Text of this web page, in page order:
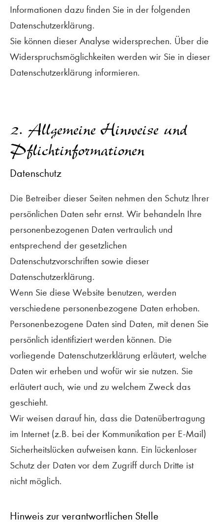
Informationen dazu finden Sie in der folgenden
Datenschutzerklärung.
Sie können dieser Analyse widersprechen. Über die
Widerspruchsmöglichkeiten werden wir Sie in dieser
Datenschutzerklärung informieren.
2. Allgemeine Hinweise und
Pflichtinformationen
Datenschutz
Die Betreiber dieser Seiten nehmen den Schutz Ihrer
persönlichen Daten sehr ernst. Wir behandeln Ihre
personenbezogenen Daten vertraulich und
entsprechend der gesetzlichen
Datenschutzvorschriften sowie dieser
Datenschutzerklärung.
Wenn Sie diese Website benutzen, werden
verschiedene personenbezogene Daten erhoben.
Personenbezogene Daten sind Daten, mit denen Sie
persönlich identifiziert werden können. Die
vorliegende Datenschutzerklärung erläutert, welche
Daten wir erheben und wofür wir sie nutzen. Sie
erläutert auch, wie und zu welchem Zweck das
geschieht.
Wir weisen darauf hin, dass die Datenübertragung
im Internet (z.B. bei der Kommunikation per E-Mail)
Sicherheitslücken aufweisen kann. Ein lückenloser
Schutz der Daten vor dem Zugriff durch Dritte ist
nicht möglich.
Hinweis zur verantwortlichen Stelle